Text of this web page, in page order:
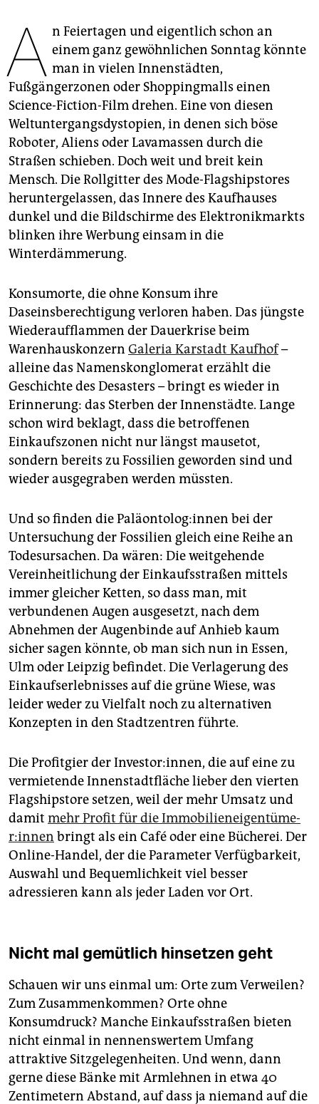
genossenschaft
epaper login
A n Feiertagen und eigentlich schon an
einem ganz gewöhnlichen Sonntag könnte
man in vielen Innenstädten,
Fußgängerzonen oder Shoppingmalls einen
Science-Fiction-Film drehen. Eine von diesen
Weltuntergangsdystopien, in denen sich böse
Roboter, Aliens oder Lavamassen durch die
Straßen schieben. Doch weit und breit kein
Mensch. Die Rollgitter des Mode-Flagshipstores
heruntergelassen, das Innere des Kaufhauses
dunkel und die Bildschirme des Elektronikmarkts
blinken ihre Werbung einsam in die
Winterdämmerung.
Konsumorte, die ohne Konsum ihre
Daseinsberechtigung verloren haben. Das jüngste
Wiederaufflammen der Dauerkrise beim
Warenhauskonzern Galeria Karstadt Kaufhof–
alleine das Namenskonglomerat erzählt die
Geschichte des Desasters – bringt es wieder in
Erinnerung: das Sterben der Innenstädte. Lange
schon wird beklagt, dass die betroffenen
Einkaufszonen nicht nur längst mausetot,
sondern bereits zu Fossilien geworden sind und
wieder ausgegraben werden müssten.
Und so finden die Pa­lä­on­to­lo­g:in­nen bei der
Untersuchung der Fossilien gleich eine Reihe an
Todesursachen. Da wären: Die weitgehende
Vereinheitlichung der Einkaufsstraßen mittels
immer gleicher Ketten, so dass man, mit
verbundenen Augen ausgesetzt, nach dem
Abnehmen der Augenbinde auf Anhieb kaum
sicher sagen könnte, ob man sich nun in Essen,
Ulm oder Leipzig befindet. Die Verlagerung des
Einkaufserlebnisses auf die grüne Wiese, was
leider weder zu Vielfalt noch zu alternativen
Konzepten in den Stadtzentren führte.
Die Profitgier der Investor:innen, die auf eine zu
vermietende Innenstadtfläche lieber den vierten
Flagshipstore setzen, weil der mehr Umsatz und
damit mehr Profit für die Im­mo­bi­li­en­ei­gen­tü­me­
r:in­nen bringt als ein Café oder eine Bücherei. Der
Online-Handel, der die Parameter Verfügbarkeit,
Auswahl und Bequemlichkeit viel besser
adressieren kann als jeder Laden vor Ort.
Nicht mal gemütlich hinsetzen geht
Schauen wir uns einmal um: Orte zum Verweilen?
Zum Zusammenkommen? Orte ohne
Konsumdruck? Manche Einkaufsstraßen bieten
nicht einmal in nennenswertem Umfang
attraktive Sitzgelegenheiten. Und wenn, dann
gerne diese Bänke mit Armlehnen in etwa 40
Zentimetern Abstand, auf dass ja niemand auf die